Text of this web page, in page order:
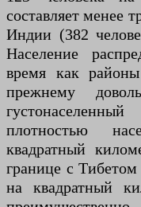
составляет менее
Индии (382
Население
время как
прежнему
плотностью
квадратный
границе с Тибетом
на квадратный